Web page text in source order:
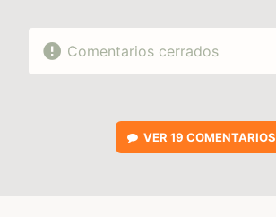
Comentarios cerrados
VER 19 COMENTARIOS